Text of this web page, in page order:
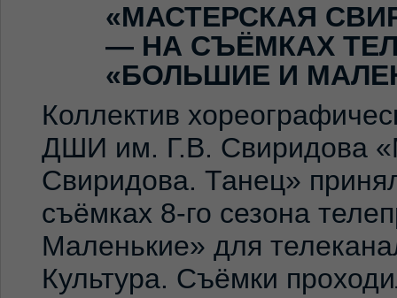
«МАСТЕРСКАЯ
— НА СЪЁМКАХ
«БОЛЬШИЕ И
Коллектив
ДШИ им. Г.В. Свиридова
Свиридова. Танец»
съёмках 8-го сезона
Маленькие» для
Культура. Съёмки